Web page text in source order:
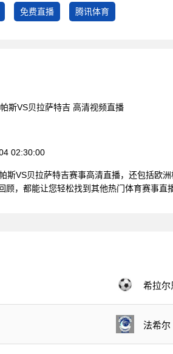
免费直播 腾讯体育
斯VS贝拉萨特吉 高清视频直播
02:30:00
斯VS贝拉萨特吉赛事高清直播，还包括欧
顾，都能让您轻松找到其他热门体育赛事直播
希拉尔
法希尔